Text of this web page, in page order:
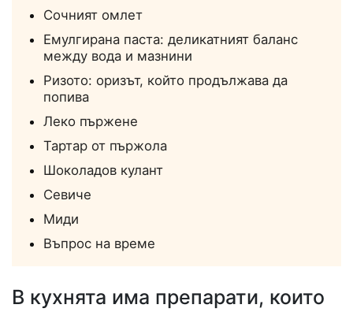
Сочният омлет
Емулгирана паста: деликатният баланс
между вода и мазнини
Ризото: оризът, който продължава да
попива
Леко пържене
Тартар от пържола
Шоколадов кулант
Севиче
Миди
Въпрос на време
В кухнята има препарати, които